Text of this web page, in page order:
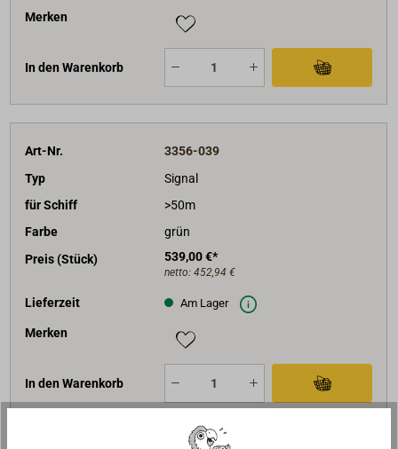
Merken
In den Warenkorb
Art-Nr.
3356-039
Typ
Signal
für Schiff
>50m
Farbe
grün
Preis (Stück)
539,00 €*
netto: 452,94 €
Lieferzeit Am Lager
Merken
In den Warenkorb